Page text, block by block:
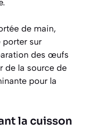
de main,
porter sur
des œufs
de la source de
pour la
la cuisson